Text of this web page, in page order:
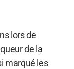
lors de
de la
marqué les